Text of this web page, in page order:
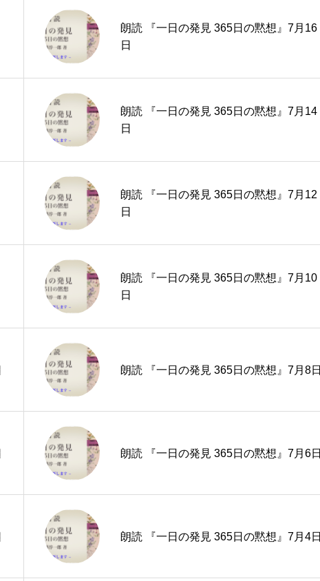
朗読 『一日の発見 365日の黙想』7月16
日
朗読 『一日の発見 365日の黙想』7月14
日
朗読 『一日の発見 365日の黙想』7月12
日
朗読 『一日の発見 365日の黙想』7月10
日
朗読 『一日の発見 365日の黙想』7月8日
朗読 『一日の発見 365日の黙想』7月6日
朗読 『一日の発見 365日の黙想』7月4日